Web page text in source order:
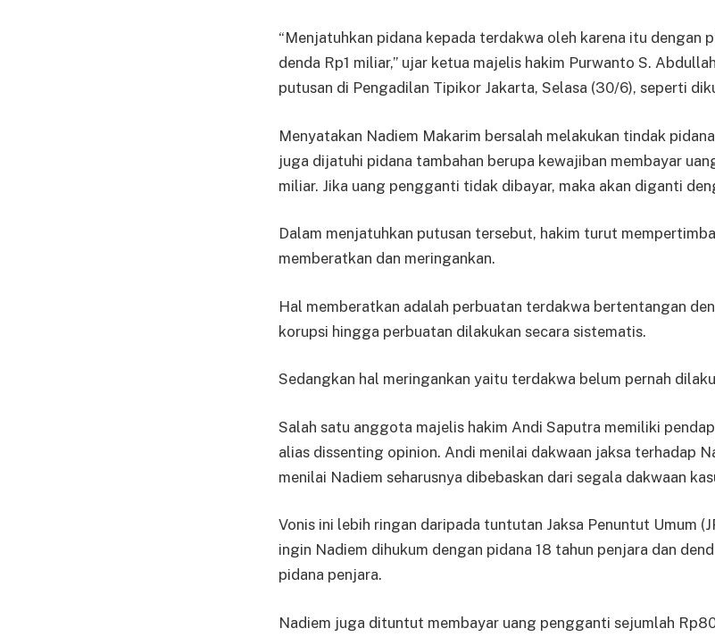
“Menjatuhkan pidana kepada terdakwa oleh karena itu dengan
denda Rp1 miliar,” ujar ketua majelis hakim Purwanto S.
putusan di Pengadilan Tipikor Jakarta, Selasa (30/6), seperti
Menyatakan Nadiem Makarim bersalah melakukan tindak
juga dijatuhi pidana tambahan berupa kewajiban membayar
miliar. Jika uang pengganti tidak dibayar, maka akan diganti
Dalam menjatuhkan putusan tersebut, hakim turut
memberatkan dan meringankan.
Hal memberatkan adalah perbuatan terdakwa bertentangan
korupsi hingga perbuatan dilakukan secara sistematis.
Sedangkan hal meringankan yaitu terdakwa belum pernah
Salah satu anggota majelis hakim Andi Saputra memiliki
alias dissenting opinion. Andi menilai dakwaan jaksa terhadap
menilai Nadiem seharusnya dibebaskan dari segala dakwaan
Vonis ini lebih ringan daripada tuntutan Jaksa Penuntut Umum
ingin Nadiem dihukum dengan pidana 18 tahun penjara dan
pidana penjara.
Nadiem juga dituntut membayar uang pengganti sejumlah